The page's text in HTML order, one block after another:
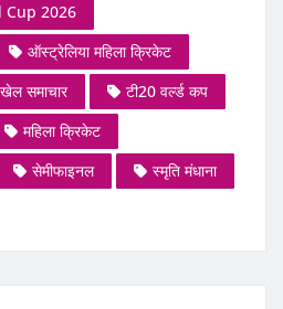
Cup 2026
ऑस्ट्रेलिया महिला क्रिकेट
खेल समाचार
टी20 वर्ल्ड कप
महिला क्रिकेट
सेमीफाइनल
स्मृति मंधाना